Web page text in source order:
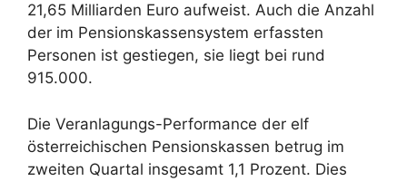
21,65 Milliarden Euro aufweist. Auch die Anzahl
der im Pensionskassensystem erfassten
Personen ist gestiegen, sie liegt bei rund
915.000.
Die Veranlagungs-Performance der elf
österreichischen Pensionskassen betrug im
zweiten Quartal insgesamt 1,1 Prozent. Dies